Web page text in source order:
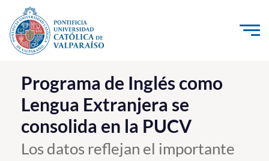
Click acá para ir directamente al contenido
La Universidad
Investigación, Creación e Innovación
PUCV Internacional
Vinculación con el Medio
Programa de Inglés como
Lengua Extranjera se
consolida en la PUCV
Los datos reflejan el importante